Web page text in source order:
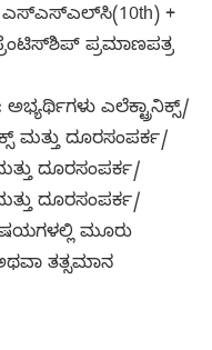
ಎಸ್‌ಎಸ್‌ಎಲ್‌ಸಿ(10th) +
ಪ್ರಮಾಣಪತ್ರ
ಅಭ್ಯರ್ಥಿಗಳು ಎಲೆಕ್ಟ್ರಾನಿಕ್ಸ್/
ಮತ್ತು ದೂರಸಂಪರ್ಕ/
ದೂರಸಂಪರ್ಕ/
ದೂರಸಂಪರ್ಕ/
ಮೂರು
ತತ್ಸಮಾನ